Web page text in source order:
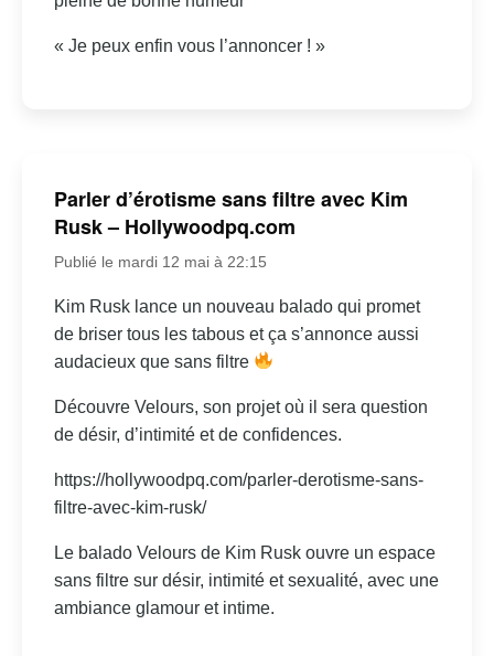
« Je peux enfin vous l’annoncer ! »
Parler d’érotisme sans filtre avec Kim
Rusk – Hollywoodpq.com
Publié le mardi 12 mai à 22:15
Kim Rusk lance un nouveau balado qui promet
de briser tous les tabous et ça s’annonce aussi
audacieux que sans filtre
Découvre Velours, son projet où il sera question
de désir, d’intimité et de confidences.
https://hollywoodpq.com/parler-derotisme-sans-
filtre-avec-kim-rusk/
Le balado Velours de Kim Rusk ouvre un espace
sans filtre sur désir, intimité et sexualité, avec une
ambiance glamour et intime.